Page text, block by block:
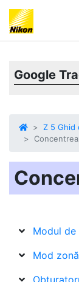
Google
Z 5 Ghid
Modul
Mod